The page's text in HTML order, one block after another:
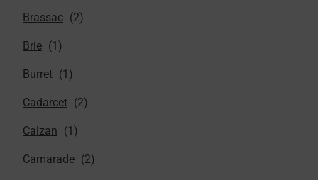
Brassac
Brie
Burret
Cadarcet
Calzan
Camarade